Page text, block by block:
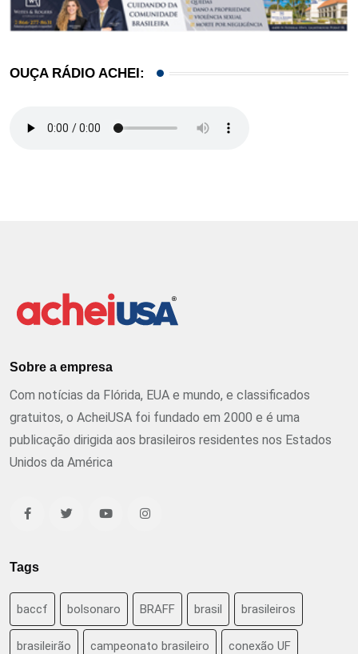
OUÇA RÁDIO ACHEI:
Sobre a empresa
Com notícias da Flórida, EUA e mundo, e classificados
gratuitos, o AcheiUSA foi fundado em 2000 e é uma
publicação dirigida aos brasileiros residentes nos Estados
Unidos da América
Tags
baccf bolsonaro BRAFF brasil brasileiros
brasileirão campeonato brasileiro conexão UF